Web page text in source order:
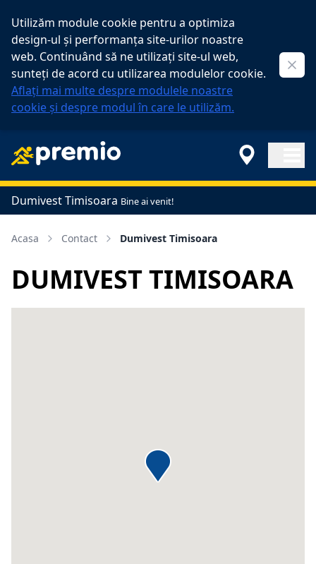
Utilizăm module cookie pentru a optimiza
design-ul și performanța site-urilor noastre
web. Continuând să ne utilizați site-ul web,
sunteți de acord cu utilizarea modulelor cookie.
Aflați mai multe despre modulele noastre
cookie și despre modul în care le utilizăm.
Dumivest Timisoara Bine ai venit!
Acasa Contact Dumivest Timisoara
DUMIVEST TIMISOARA